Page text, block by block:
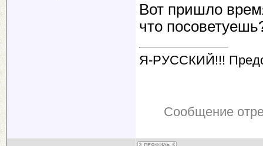
Вот пришло
что
Я-РУССКИЙ!!!
Сообщение